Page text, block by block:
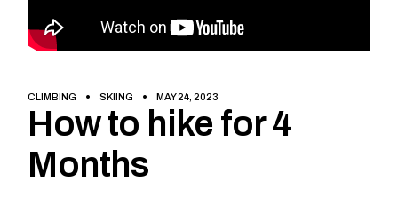
CLIMBING SKIING MAY 24, 2023
How to hike for 4
Months